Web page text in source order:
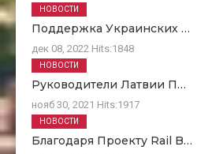
Поддержка Украинских …
дек 08, 2022 Hits:1848
НОВОСТИ
Руководители Латвии П…
нояб 30, 2021 Hits:1917
НОВОСТИ
Благодаря Проекту Rail B…
НОВОСТИ